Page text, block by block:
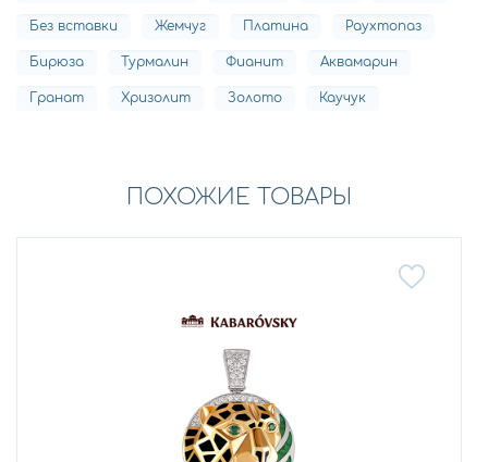
Без вставки Жемчуг Платина Раухтопаз
Бирюза Турмалин Фианит Аквамарин
Гранат Хризолит Золото Каучук
ПОХОЖИЕ ТОВАРЫ